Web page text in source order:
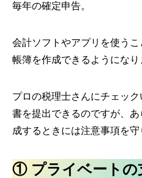
毎年の確定申告。
会計ソフトやアプリを使う
帳簿を作成できるようになり
プロの税理士さんにチェッ
書を提出できるのですが、
成するときには注意事項を守
① プライベートの